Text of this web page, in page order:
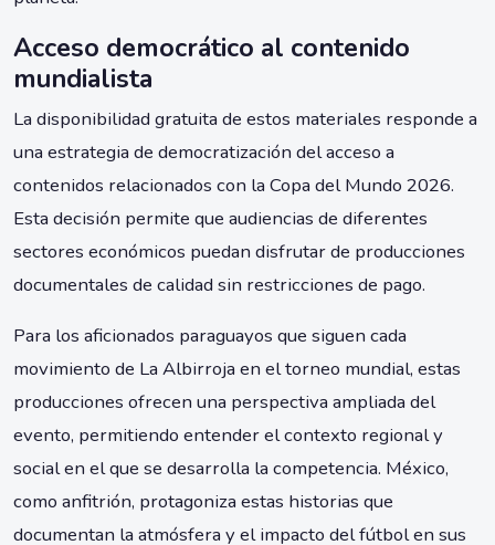
Acceso democrático al contenido
mundialista
La disponibilidad gratuita de estos materiales responde a
una estrategia de democratización del acceso a
contenidos relacionados con la Copa del Mundo 2026.
Esta decisión permite que audiencias de diferentes
sectores económicos puedan disfrutar de producciones
documentales de calidad sin restricciones de pago.
Para los aficionados paraguayos que siguen cada
movimiento de La Albirroja en el torneo mundial, estas
producciones ofrecen una perspectiva ampliada del
evento, permitiendo entender el contexto regional y
social en el que se desarrolla la competencia. México,
como anfitrión, protagoniza estas historias que
documentan la atmósfera y el impacto del fútbol en sus